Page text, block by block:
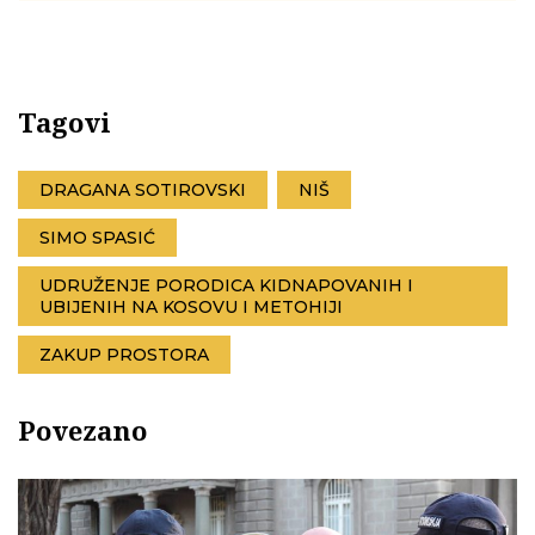
Tagovi
DRAGANA SOTIROVSKI NIŠ
SIMO SPASIĆ
UDRUŽENJE PORODICA KIDNAPOVANIH I
UBIJENIH NA KOSOVU I METOHIJI
ZAKUP PROSTORA
Povezano